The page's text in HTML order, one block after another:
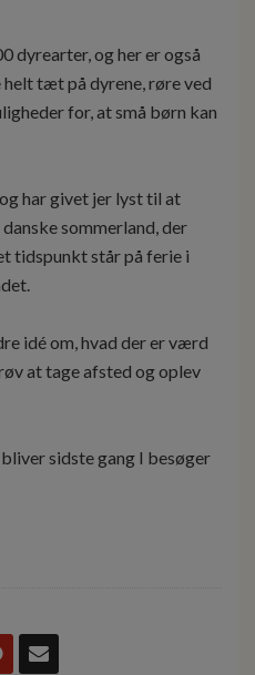
dyrearter, og her er også
tæt på dyrene, røre ved
for, at små børn kan
har givet jer lyst til at
sommerland, der
tidspunkt står på ferie i
idé om, hvad der er værd
at tage afsted og oplev
sidste gang I besøger